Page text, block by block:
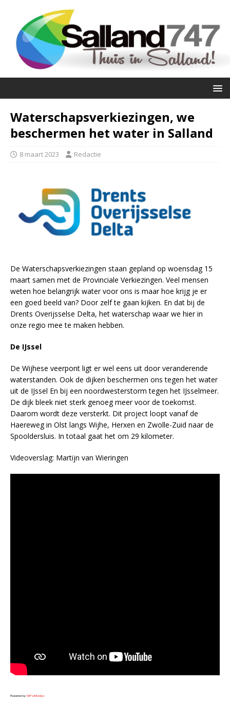
Waterschapsverkiezingen, we
beschermen het water in Salland
8 maart 2023 Redactie
De Waterschapsverkiezingen staan gepland op woensdag 15
maart samen met de Provinciale Verkiezingen. Veel mensen
weten hoe belangrijk water voor ons is maar hoe krijg je er
een goed beeld van? Door zelf te gaan kijken. En dat bij de
Drents Overijsselse Delta, het waterschap waar we hier in
onze regio mee te maken hebben.
De IJssel
De Wijhese veerpont ligt er wel eens uit door veranderende
waterstanden. Ook de dijken beschermen ons tegen het water
uit de IJssel En bij een noordwesterstorm tegen het IJsselmeer.
De dijk bleek niet sterk genoeg meer voor de toekomst.
Daarom wordt deze versterkt. Dit project loopt vanaf de
Haereweg in Olst langs Wijhe, Herxen en Zwolle-Zuid naar de
Spooldersluis. In totaal gaat het om 29 kilometer.
Videoverslag: Martijn van Wieringen
Powered by WPeMatico